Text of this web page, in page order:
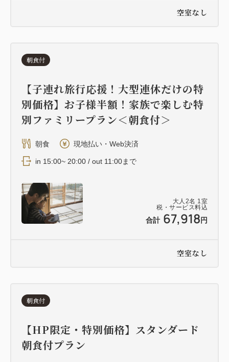
空室なし
大人 2名 1 室
税・サービス料込
合計 67,918 円
朝食付
【子連れ旅行応援！大型連休だけの特
別価格】お子様半額！家族で楽しむ特
別ファミリープラン＜朝食付＞
朝食 現地払い・Web決済
in 15:00~ 20:00 / out 11:00まで
空室なし
朝食付
【HP限定・特別価格】スタンダード
朝食付プラン